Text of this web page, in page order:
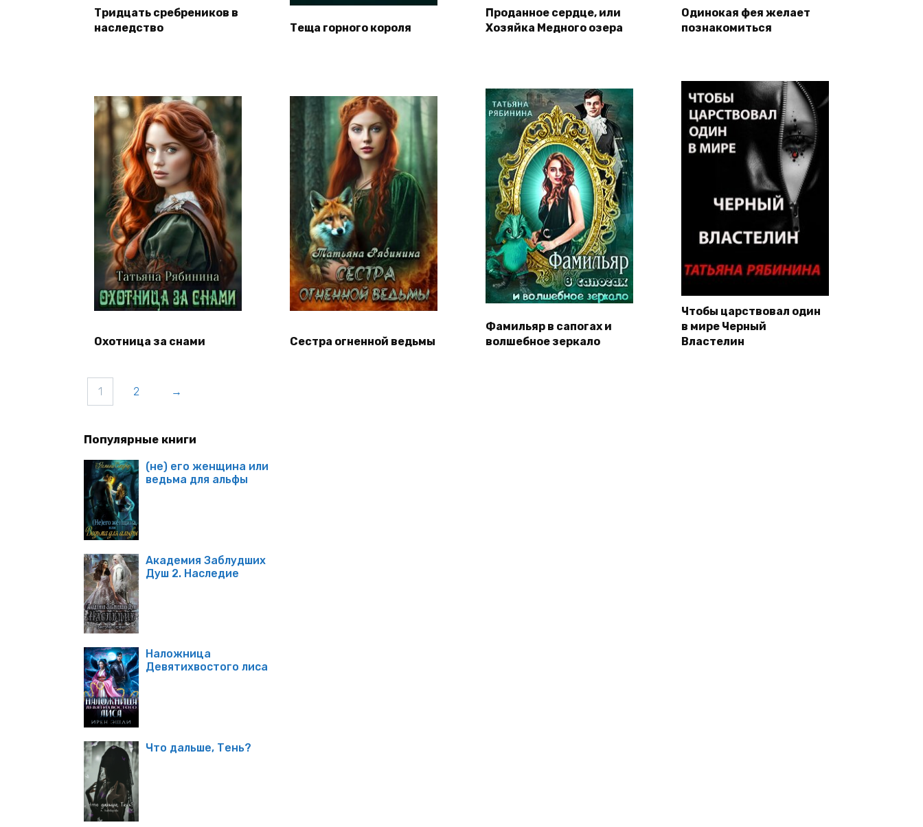
Тридцать сребреников в
наследство
Теща горного короля
Проданное сердце, или
Хозяйка Медного озера
Одинокая фея желает
познакомиться
Охотница за снами Сестра огненной ведьмы
Фамильяр в сапогах и
волшебное зеркало
Чтобы царствовал один
в мире Черный
Властелин
1 2 →
Популярные книги
(не) его женщина или
ведьма для альфы
Академия Заблудших
Душ 2. Наследие
Наложница
Девятихвостого лиса
Что дальше, Тень?